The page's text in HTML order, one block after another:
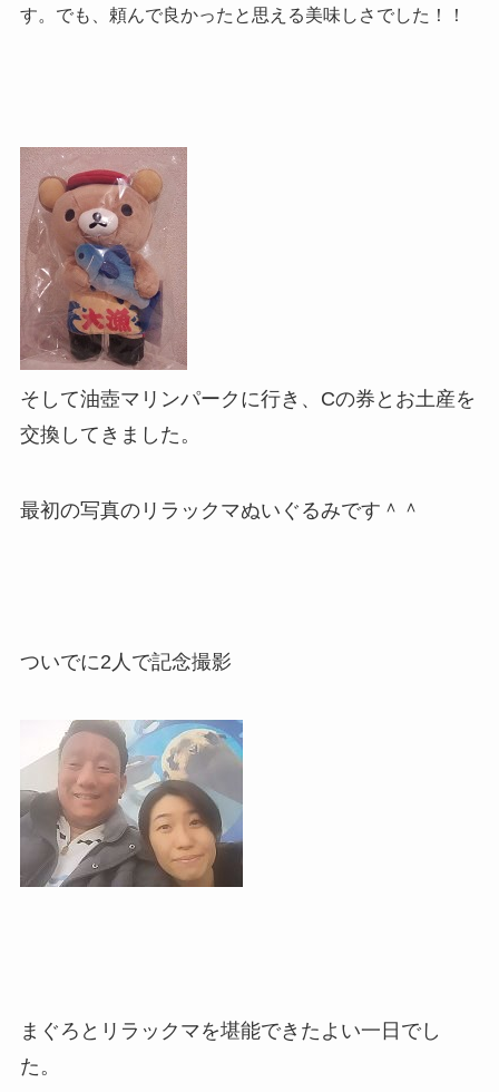
す。でも、頼んで良かったと思える美味しさでした！！
そして油壺マリンパークに行き、Cの券とお土産を
交換してきました。
最初の写真のリラックマぬいぐるみです＾＾
ついでに2人で記念撮影
まぐろとリラックマを堪能できたよい一日でし
た。